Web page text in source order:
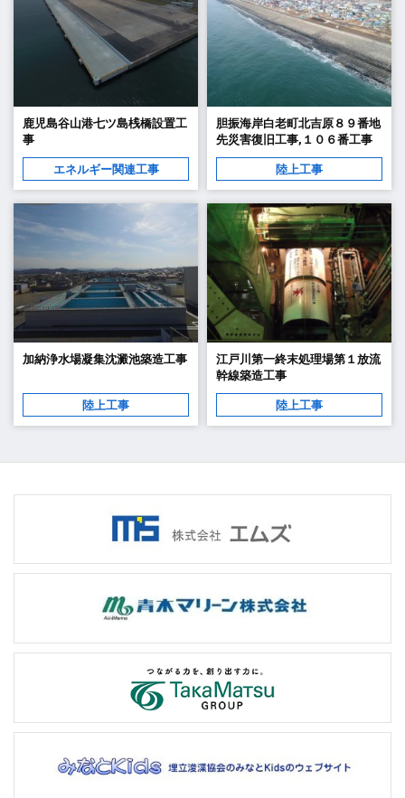
鹿児島谷山港七ツ島桟橋設置工
事
エネルギー関連工事
胆振海岸白老町北吉原８９番地
先災害復旧工事,１０６番工事
陸上工事
加納浄水場凝集沈澱池築造工事
陸上工事
江戸川第一終末処理場第１放流
幹線築造工事
陸上工事